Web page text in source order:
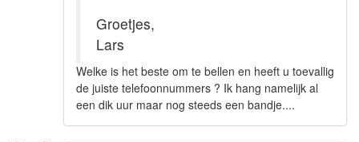
Groetjes,
Lars
Welke is het beste om te bellen en heeft u toevallig
de juiste telefoonnummers ? Ik hang namelijk al
een dik uur maar nog steeds een bandje....